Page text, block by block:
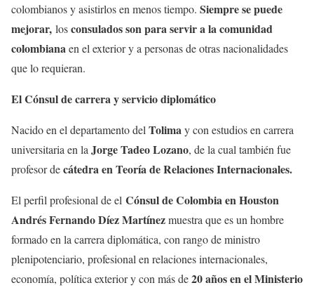
colombianos y asistirlos en menos tiempo. Siempre se puede
mejorar, losconsulados son para servir a la comunidad
colombianaen el exterior y a personas de otras nacionalidades
que lo requieran.
El Cónsul de carrera y servicio diplomático
Nacido en el departamento del Tolimay con estudios en carrera
universitaria en la Jorge Tadeo Lozano, de la cual también fue
profesor decátedra en Teoría de Relaciones Internacionales.
El perfil profesional de el Cónsul de Colombia en Houston
Andrés Fernando Díez Martínezmuestra que es un hombre
formado en la carrera diplomática, con rango de ministro
plenipotenciario, profesional en relaciones internacionales,
economía, política exterior y con más de20 años en el Ministerio